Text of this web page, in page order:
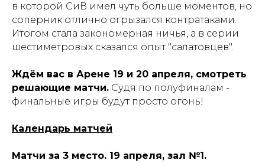
в которой СиВ имел чуть больше моментов, но
соперник отлично огрызался контратаками.
Итогом стала закономерная ничья, а в серии
шестиметровых сказался опыт "салатовцев".
Ждём вас в Арене 19 и 20 апреля, смотреть
решающие матчи. Судя по полуфиналам -
финальные игры будут просто огонь!
Календарь матчей
Матчи за 3 место. 19 апреля, зал №1.